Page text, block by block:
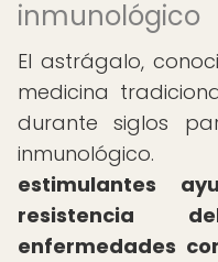
inmunológico
El astrágalo,
medicina
durante siglos
inmunológico.
estimulantes
resistencia
enfermedades